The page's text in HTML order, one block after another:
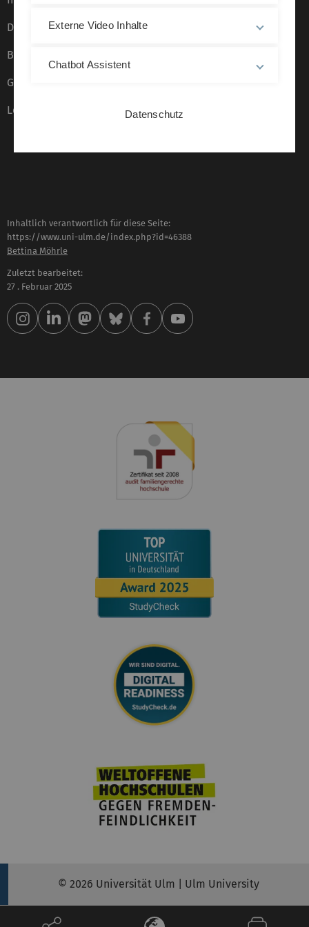
Datenschutz
Barrierefreiheit
Gebärdensprache
Leichte Sprache
Inhaltlich verantwortlich für diese Seite:
https://www.uni-ulm.de/index.php?id=46388
Bettina Möhrle
Zuletzt bearbeitet:
27 . Februar 2025
© 2026 Universität Ulm | Ulm University
Externe Video Inhalte
Chatbot Assistent
Datenschutz